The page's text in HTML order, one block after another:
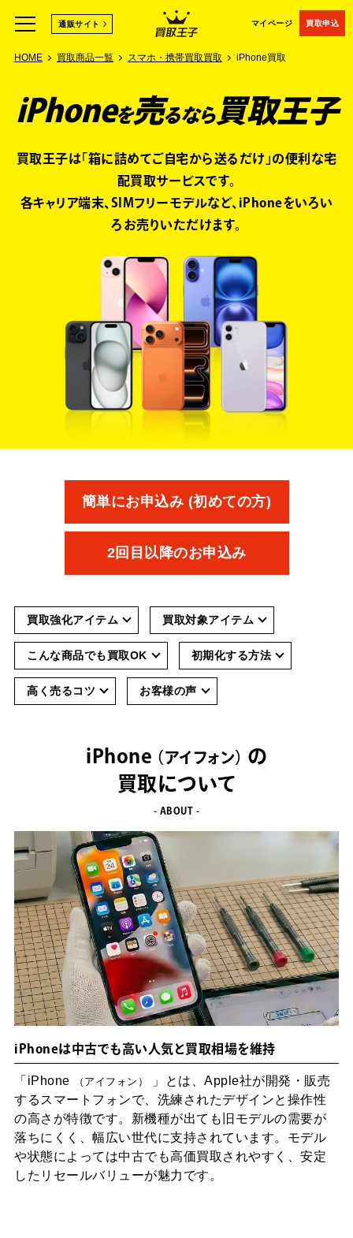
マイページ 買取申込
通販サイト
HOME 買取商品一覧 スマホ・携帯買取買取 iPhone買取
iPhoneを売るなら買取王子
買取王子は「箱に詰めてご自宅から送るだけ」の便利な宅
配買取サービスです。
各キャリア端末、SIMフリーモデルなど、iPhoneをいろい
ろお売りいただけます。
簡単にお申込み (初めての方)
2回目以降のお申込み
買取強化アイテム 買取対象アイテム
こんな商品でも買取OK 初期化する方法
高く売るコツ お客様の声
iPhone アイフォン
の
買取について
- ABOUT -
iPhoneは中古でも高い人気と買取相場を維持
「iPhone アイフォン
」とは、Apple社が開発・販売
するスマートフォンで、洗練されたデザインと操作性
の高さが特徴です。新機種が出ても旧モデルの需要が
落ちにくく、幅広い世代に支持されています。モデル
や状態によっては中古でも高価買取されやすく、安定
したリセールバリューが魅力です。